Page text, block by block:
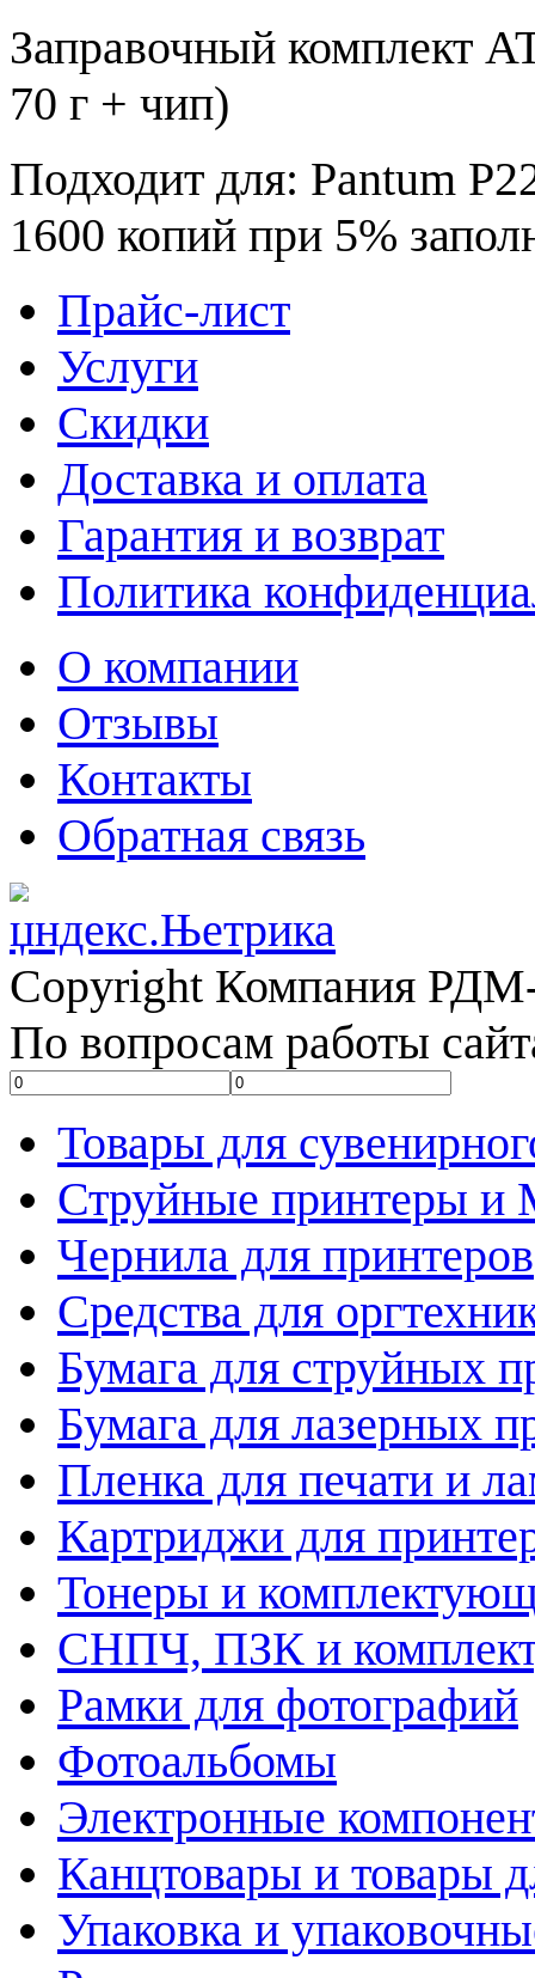
Заправочный комплект
70 г + чип)
Подходит для: Pantum
1600 копий при 5%
Прайс-лист
Услуги
Скидки
Доставка и оплата
Гарантия и возврат
Политика
О компании
Отзывы
Контакты
Обратная связь
Copyright Компания
По вопросам работы
Товары для
Струйные принтеры
Чернила для принтеров
Средства для
Бумага для струйных
Бумага для лазерных
Пленка для печати и
Картриджи для
Тонеры и
СНПЧ, ПЗК и
Рамки для фотографий
Фотоальбомы
Электронные
Канцтовары и товары
Упаковка и